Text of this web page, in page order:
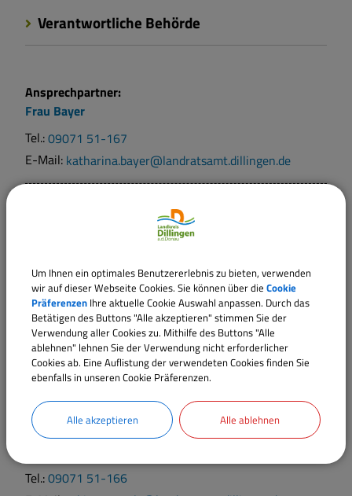
Verantwortliche Behörde
Ansprechpartner:
Frau Bayer
Tel.:09071 51-167
E-Mail: katharina.bayer@landratsamt.dillingen.de
E-Mail:alexander.fritz@landratsamt.dillingen.de
Ansprechpartner:
HerrGufler
Tel.:09071 51-165
E-Mail:stefan.gufler@landratsamt.dillingen.de
Ansprechpartner:
Tel.:09071 51-166
Um Ihnen ein optimales Benutzererlebnis zu bieten, verwenden
wir auf dieser Webseite Cookies. Sie können über die Cookie
Präferenzen Ihre aktuelle Cookie Auswahl anpassen. Durch das
Betätigen des Buttons "Alle akzeptieren" stimmen Sie der
Verwendung aller Cookies zu. Mithilfe des Buttons "Alle
ablehnen" lehnen Sie der Verwendung nicht erforderlicher
Cookies ab. Eine Auflistung der verwendeten Cookies finden Sie
ebenfalls in unseren Cookie Präferenzen.
Alle akzeptieren Alle ablehnen